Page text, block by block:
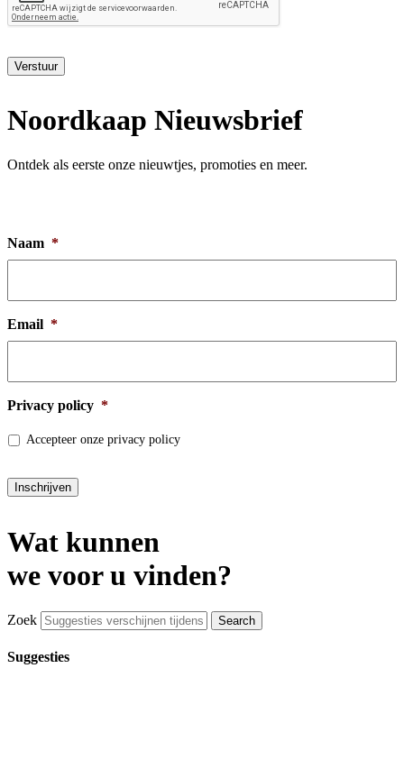
Verstuur
Noordkaap Nieuwsbrief
Ontdek als eerste onze nieuwtjes, promoties en meer.
Naam *
Email *
Privacy policy *
Accepteer onze privacy policy
Inschrijven
Wat kunnen
we voor u vinden?
Zoek
Suggesties